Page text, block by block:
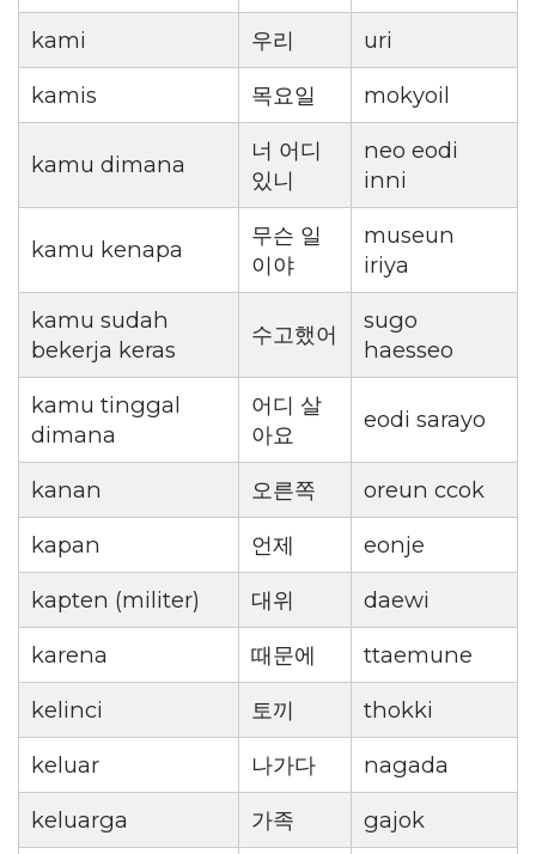
kami
우리
uri
kamis
목요일 mokyoil
kamu dimana
너 어디
있니
neo eodi
inni
kamu kenapa
무슨 일
이야
museun
iriya
kamu sudah
bekerja keras
수고했어
sugo
haesseo
kamu tinggal
dimana
어디 살
아요
eodi sarayo
kanan 오른쪽
oreun ccok
kapan
언제
eonje
kapten (militer)
대위
daewi
karena
때문에
ttaemune
kelinci
토끼
thokki
keluar
나가다
nagada
keluarga
가족 gajok